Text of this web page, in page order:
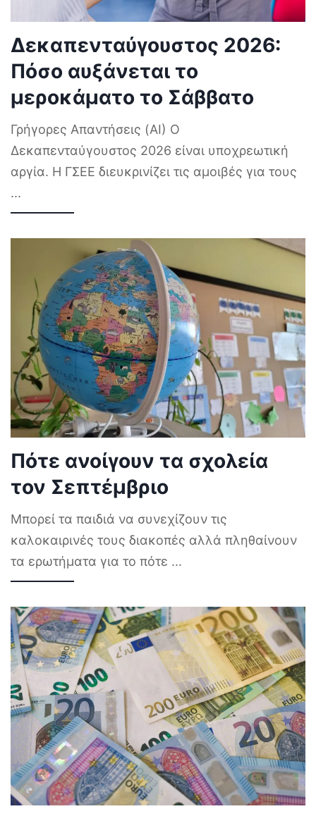
Δεκαπενταύγουστος 2026:
Πόσο αυξάνεται το
μεροκάματο το Σάββατο
Γρήγορες Απαντήσεις (AI) Ο
Δεκαπενταύγουστος 2026 είναι υποχρεωτική
αργία. Η ΓΣΕΕ διευκρινίζει τις αμοιβές για τους
...
Πότε ανοίγουν τα σχολεία
τον Σεπτέμβριο
Μπορεί τα παιδιά να συνεχίζουν τις
καλοκαιρινές τους διακοπές αλλά πληθαίνουν
τα ερωτήματα για το πότε ...